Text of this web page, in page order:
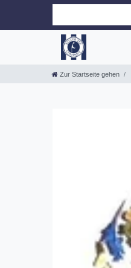
Zur Startseite gehen